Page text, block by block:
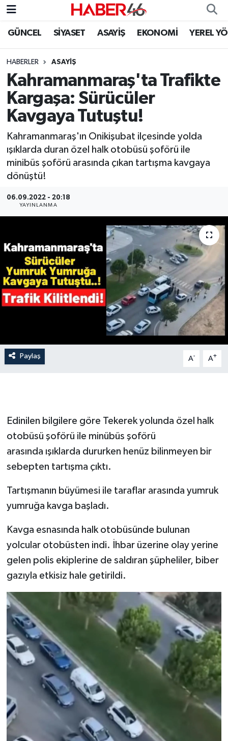
GÜNCEL SİYASET ASAYİŞ EKONOMİ YEREL
HABERLER ASAYİŞ
Kahramanmaraş'ta Trafikte
Kargaşa: Sürücüler
Kavgaya Tutuştu!
Kahramanmaraş'ın Onikişubat ilçesinde yolda
ışıklarda duran özel halk otobüsü şoförü ile
minibüs şoförü arasında çıkan tartışma kavgaya
dönüştü!
06.09.2022 - 20:18
YAYINLANMA
Paylaş A- A+
Edinilen bilgilere göre Tekerek yolunda özel halk
otobüsü şoförü ile minübüs şoförü
arasında ışıklarda dururken henüz bilinmeyen bir
sebepten tartışma çıktı.
Tartışmanın büyümesi ile taraflar arasında yumruk
yumruğa kavga başladı.
Kavga esnasında halk otobüsünde bulunan
yolcular otobüsten indi. İhbar üzerine olay yerine
gelen polis ekiplerine de saldıran şüpheliler, biber
gazıyla etkisiz hale getirildi.
GÜNCEL
SİYASET
SPOR
YAŞAM
TEKNOLOJİ
SAĞLIK
İLÇE HABERLERİ
KÜLTÜR-SANAT
KSÜ
ROPORTAJ
YEREL YÖNETİM
MEDYA
ÜÇÜNCÜ SAYFA
BİLİMNET
Yemek
SEÇİM 2014
KİM KİMDİR
ÇEK GÖNDER
KİTAP
HEDEF2020
OTOMOBİL
Nöbetçi Eczaneler
Hava Durumu
Kahramanmaraş Namaz Vakitleri
Trafik Durumu
Süper Lig Puan Durumu ve Fikstür
Tüm Manşetler
Son Dakika Haberleri